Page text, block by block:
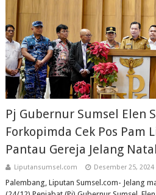
Pj Gubernur Sumsel Elen
Forkopimda Cek Pos Pam
Pantau Gereja Jelang
Liputansumsel.com Desember 25, 2024
Palembang, Liputan Sumsel.com- Jelang